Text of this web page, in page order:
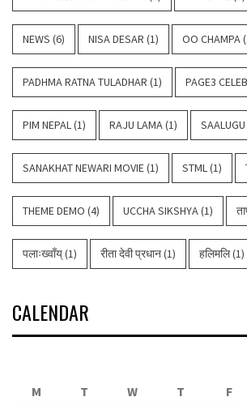
NEWS (6) NISA DESAR (1) OO CHAMPA
PADHMA RATNA TULADHAR (1) PAGE3
PIM NEPAL(1) RAJU LAMA(1)
SANAKHAT NEWARI MOVIE(1) STML(1)
THEME DEMO (4) UCCHA SIKSHYA(1)
पलाःख्वाँय्(1) रीता देवी प्रधान(1) हलिमलि(1)
CALENDAR
M
T W T F